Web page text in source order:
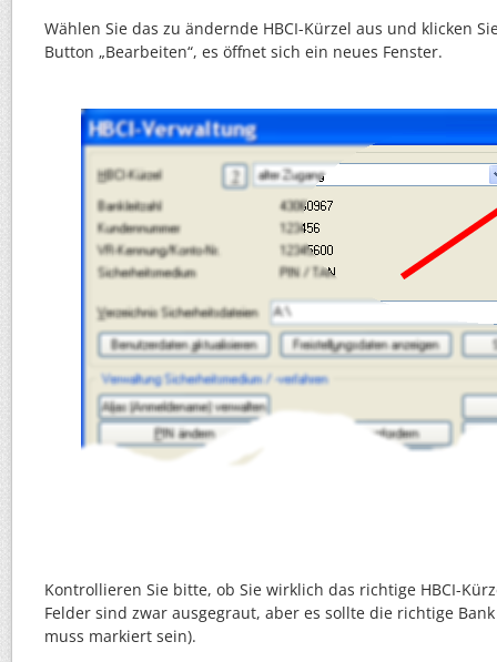
Wählen Sie das zu ändernde HBCI-Kürzel aus und klicken
Button „Bearbeiten“, es öffnet sich ein neues Fenster.
Kontrollieren Sie bitte, ob Sie wirklich das richtige HBCI-
Felder sind zwar ausgegraut, aber es sollte die richtige
muss markiert sein).